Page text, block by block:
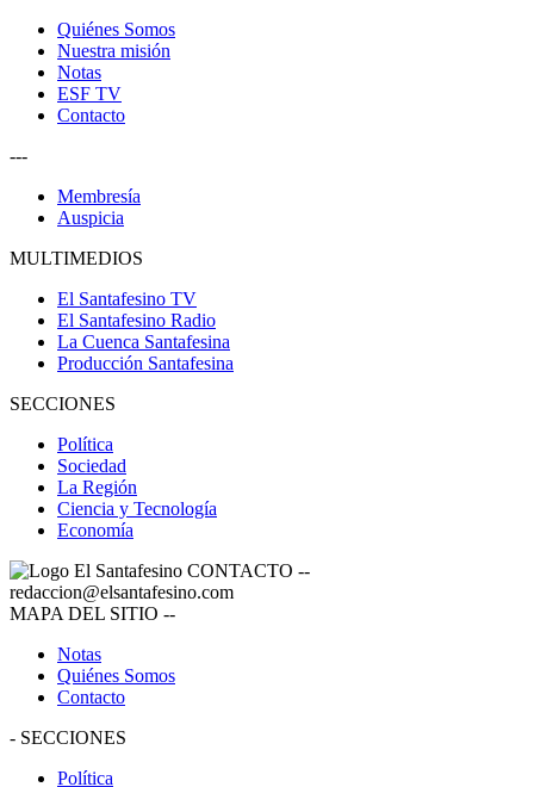
Quiénes Somos
Nuestra misión
Notas
ESF TV
Contacto
---
Membresía
Auspicia
MULTIMEDIOS
El Santafesino TV
El Santafesino Radio
La Cuenca Santafesina
Producción Santafesina
SECCIONES
Política
Sociedad
La Región
Ciencia y Tecnología
Economía
CONTACTO --
redaccion@elsantafesino.com
MAPA DEL SITIO --
Notas
Quiénes Somos
Contacto
- SECCIONES
Política